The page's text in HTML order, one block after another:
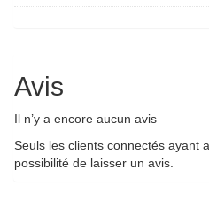
Avis
Il n’y a encore aucun avis
Seuls les clients connectés ayant
possibilité de laisser un avis.